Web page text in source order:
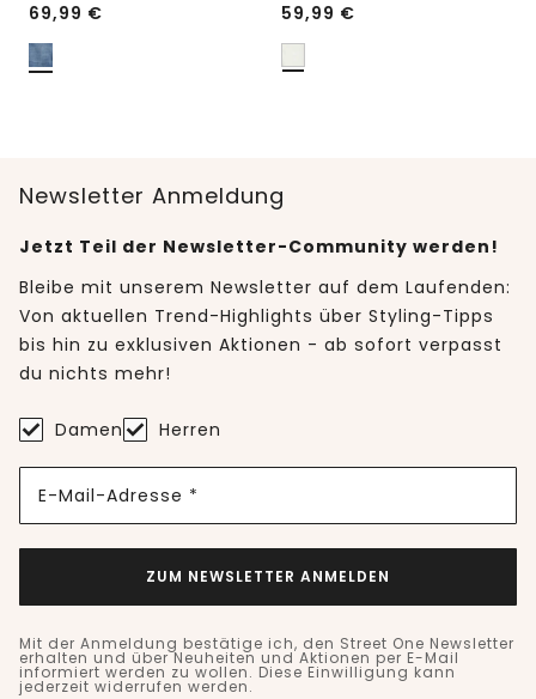
69,99 € 59,99 €
Newsletter Anmeldung
Jetzt Teil der Newsletter-Community werden!
Bleibe mit unserem Newsletter auf dem Laufenden:
Von aktuellen Trend-Highlights über Styling-Tipps
bis hin zu exklusiven Aktionen - ab sofort verpasst
du nichts mehr!
Damen Herren
E-Mail-Adresse *
ZUM NEWSLETTER ANMELDEN
Mit der Anmeldung bestätige ich, den Street One Newsletter
erhalten und über Neuheiten und Aktionen per E-Mail
informiert werden zu wollen. Diese Einwilligung kann
jederzeit widerrufen werden.